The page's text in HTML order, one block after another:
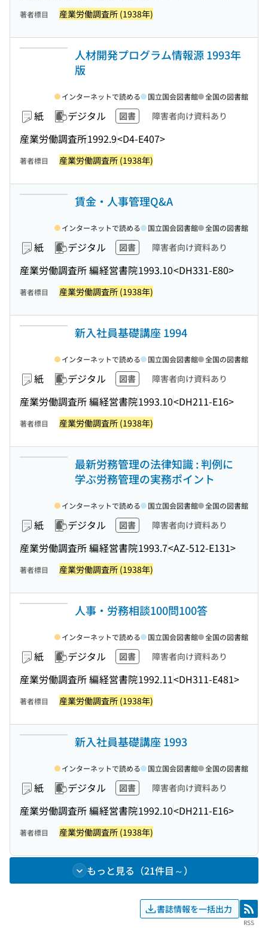
著者標目 産業労働調査所 (1938年)
人材開発プログラム情報源 1993年
版
紙 デジタル 図書 障害者向け資料あり
産業労働調査所1992.9<D4-E407>
インターネットで読める 国立国会図書館 全国の図書館
著者標目 産業労働調査所 (1938年)
賃金・人事管理Q&A
紙 デジタル 図書 障害者向け資料あり
産業労働調査所 編経営書院1993.10<DH331-E80>
インターネットで読める 国立国会図書館 全国の図書館
著者標目 産業労働調査所 (1938年)
新入社員基礎講座 1994
紙 デジタル 図書 障害者向け資料あり
産業労働調査所 編経営書院1993.10<DH211-E16>
インターネットで読める 国立国会図書館 全国の図書館
著者標目 産業労働調査所 (1938年)
最新労務管理の法律知識 : 判例に
学ぶ労務管理の実務ポイント
紙 デジタル 図書 障害者向け資料あり
産業労働調査所 編経営書院1993.7<AZ-512-E131>
インターネットで読める 国立国会図書館 全国の図書館
著者標目 産業労働調査所 (1938年)
人事・労務相談100問100答
紙 デジタル 図書 障害者向け資料あり
産業労働調査所 編経営書院1992.11<DH311-E481>
インターネットで読める 国立国会図書館 全国の図書館
著者標目 産業労働調査所 (1938年)
新入社員基礎講座 1993
紙 デジタル 図書 障害者向け資料あり
産業労働調査所 編経営書院1992.10<DH211-E16>
インターネットで読める 国立国会図書館 全国の図書館
著者標目 産業労働調査所 (1938年)
もっと見る（21件目～）
書誌情報を一括出力 RSS
RSS